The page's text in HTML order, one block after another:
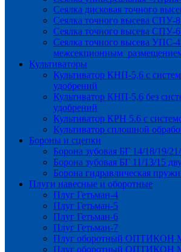
Сеялка дисковая точного
Сеялка точного высева
Сеялка точного высева
Сеялка точного высева УПС-
межсекционным
Культиваторы
Культиватор КНП-5,6 с
удобрений
Культиватор КНП-5,6 без
удобрений
Культиватор КРН 5.6 с
Культиватор сплошной
Бороны и сцепки
Борона зубовая БГ 14/18/19/
Борона зубовая БГ 11/13/15
Борона гидравлическая
Плуги навесные и оборотные
Плуг Гетьман-4
Плуг Гетьман-5
Плуг Гетьман-6
Плуг Гетьман-7
Плуг оборотный ОПТИКОН
Плуг оборотный ОПТИКОН